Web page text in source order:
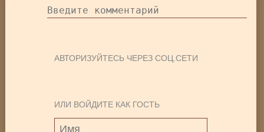
АВТОРИЗУЙТЕСЬ ЧЕРЕЗ СОЦ.СЕТИ
ИЛИ ВОЙДИТЕ КАК ГОСТЬ